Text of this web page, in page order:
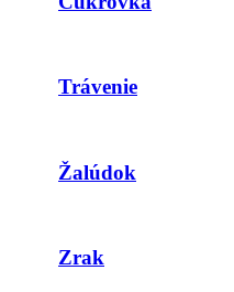
Trávenie
Žalúdok
Zrak